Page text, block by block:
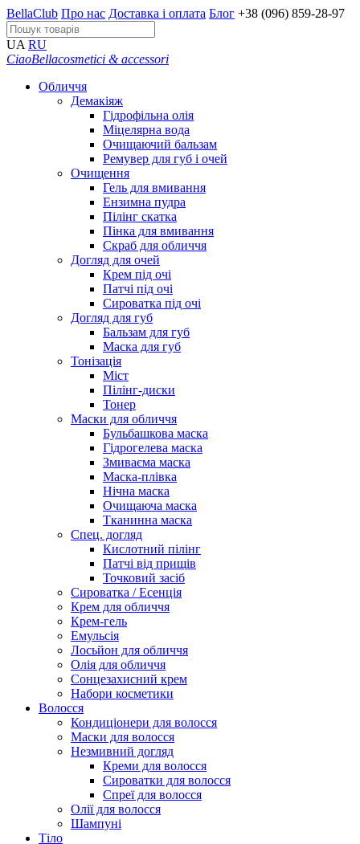
BellaClub Про нас Доставка і оплата Блог +38 (096) 859-28-97
UA RU
CiaoBellacosmetici & accessori
Обличчя
Демакіяж
Гідрофільна олія
Міцелярна вода
Очищаючий бальзам
Ремувер для губ і очей
Очищення
Гель для вмивання
Ензимна пудра
Пілінг скатка
Пінка для вмивання
Скраб для обличчя
Догляд для очей
Крем під очі
Патчі під очі
Сироватка під очі
Догляд для губ
Бальзам для губ
Маска для губ
Тонізація
Міст
Пілінг-диски
Тонер
Маски для обличчя
Бульбашкова маска
Гідрогелева маска
Змиваєма маска
Маска-плівка
Нічна маска
Очищаюча маска
Тканинна маска
Спец. догляд
Кислотний пілінг
Патчі від прищів
Точковий засіб
Сироватка / Есенція
Крем для обличчя
Крем-гель
Емульсія
Лосьйон для обличчя
Олія для обличчя
Сонцезахисний крем
Набори косметики
Волосся
Кондиціонери для волосся
Маски для волосся
Незмивний догляд
Креми для волосся
Сироватки для волосся
Спреї для волосся
Олії для волосся
Шампуні
Тіло